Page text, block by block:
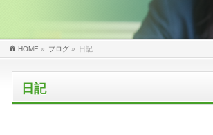
HOME » ブログ » 日記
日記